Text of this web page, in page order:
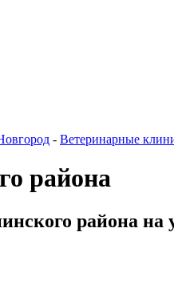
- Ветеринарные
района
района